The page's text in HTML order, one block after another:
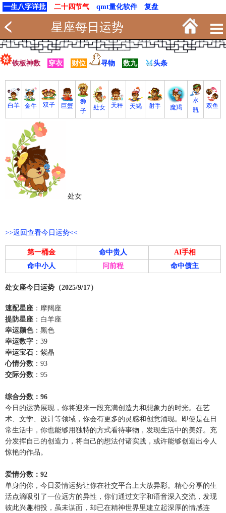
一生八字详批 二十四节气 qmt量化软件 复盘
星座每日运势
铁板神数 穿衣 财位 寻物 数九 头条
白羊 金牛 双子 巨蟹
狮
子
处女 天秤 天蝎 射手 魔羯
水
瓶
双鱼
处女
>>返回查看今日运势<<
第一桶金 命中贵人
AI手相
命中小人
问前程 命中债主
处女座今日运势（2025/9/17）
速配星座 ：摩羯座
提防星座 ：白羊座
幸运颜色：黑色
幸运数字 ：39
幸运宝石 ：紫晶
心情分数 ：93
交际分数 ：95
综合分数：96
今日的运势展现，你将迎来一段充满创造力和想象力的时光。在艺
术、文学、设计等领域，你会有更多的灵感和创意涌现。即使是在日
常生活中，你也能够用独特的方式看待事物，发现生活中的美好。充
分发挥自己的创造力，将自己的想法付诸实践，或许能够创造出令人
惊艳的作品。
爱情分数：92
单身的你，今日爱情运势让你在社交平台上大放异彩。精心分享的生
活点滴吸引了一位远方的异性，你们通过文字和语音深入交流，发现
彼此兴趣相投，虽未谋面，却已在精神世界里建立起深厚的情感连